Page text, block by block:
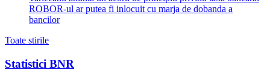
ROBOR-ul ar putea fi inlocuit cu marja de dobanda a
bancilor
Toate stirile
Statistici BNR